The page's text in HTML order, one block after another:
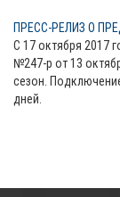
ПРЕСС-РЕЛИЗ О
С 17 октября 2017
№247-р от 13
сезон.
дней.